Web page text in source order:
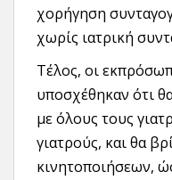
χορήγηση
χωρίς ιατρική
Τέλος, οι
υποσχέθηκαν ότι
με όλους τους
γιατρούς, και θα
κινητοποιήσεων,